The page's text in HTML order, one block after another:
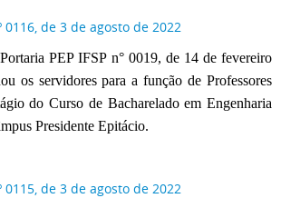
0116, de 3 de agosto de 2022
PEP IFSP n° 0019, de 14 de fevereiro
os servidores para a função de Professores
do Curso de Bacharelado em Engenharia
Presidente Epitácio.
0115, de 3 de agosto de 2022